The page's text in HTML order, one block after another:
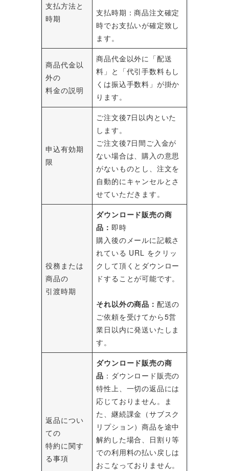
支払方法と
時期
支払時期：商品注文確定
時でお支払いが確定致し
ます。
商品代金以
外の
料金の説明
商品代金以外に「配送
料」と「代引手数料もし
くは振込手数料」が掛か
ります。
申込有効期
限
ご注文後7日以内といた
します。
ご注文後7日間ご入金が
ない場合は、購入の意思
がないものとし、注文を
自動的にキャンセルとさ
せていただきます。
役務または
商品の
引渡時期
ダウンロード販売の商
品： 即時
購入後のメールに記載さ
れている URL をクリッ
クして頂くとダウンロー
ドすることが可能です。
それ以外の商品： 配送の
ご依頼を受けてから5営
業日以内に発送いたしま
す。
返品につい
ての
特約に関す
る事項
ダウンロード販売の商
品 ：ダウンロード販売の
特性上、一切の返品には
応じておりません。ま
た、継続課金（サブスク
リプション）商品を途中
解約した場合、日割り等
での利用料の払い戻しは
おこなっておりません。